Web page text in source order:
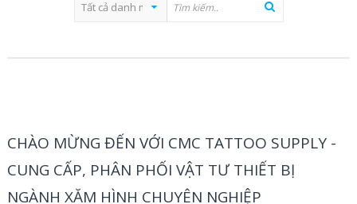
CHÀO MỪNG ĐẾN VỚI CMC TATTOO SUPPLY -
CUNG CẤP, PHÂN PHỐI VẬT TƯ THIẾT BỊ
NGÀNH XĂM HÌNH CHUYÊN NGHIỆP